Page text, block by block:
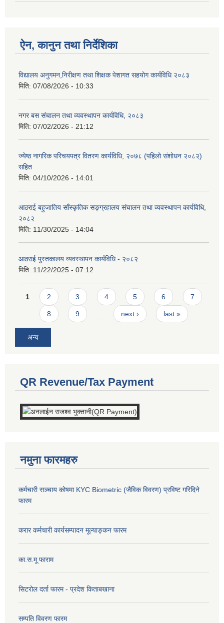
ऐन, कानुन तथा निर्देशिका
विद्यालय अनुगमन,निरीक्षण तथा शिक्षक पेशागत सहयोग कार्यविधि २०८३
मिति: 07/08/2026 - 10:33
नगर बस संचालन तथा व्यवस्थापन कार्यविधि, २०८३
मिति: 07/02/2026 - 21:12
ज्येष्ठ नागरिक परिचयपत्र वितरण कार्यविधि, २०७८ (पहिलो संशोधन २०८२)
सहित
मिति: 04/10/2026 - 14:01
आठराई बहुजातिय साँस्कृतिक सङ्ग्रहालय संचालन तथा व्यवस्थापन कार्यविधि,
२०८२
मिति: 11/30/2025 - 14:04
आठराई पुस्तकालय व्यवस्थापन कार्यविधि - २०८२
मिति: 11/22/2025 - 07:12
Pages
1 2 3 4 5 6 7
8 9 … next › last »
अन्य
QR Revenue/Tax Payment
नमुना फारमहरु
कर्मचारी सञ्चाय कोषमा KYC Biometric (जैविक विवरण) प्रविष्ट गरिदिने
फारम
करार कर्मचारी कार्यसम्पादन मूल्याङ्कन फारम
का.स.मू फाराम
सिटरोल दर्ता फारम - प्रदेश किताबखाना
सम्पति विवरण फारम